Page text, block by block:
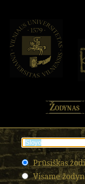
Žodynas
Prūsiškas
Visame